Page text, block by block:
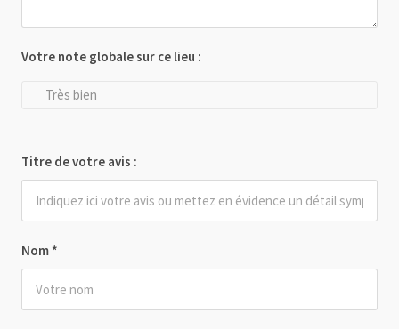
Nom *
Votre note globale sur ce lieu :
Très bien
Titre de votre avis :